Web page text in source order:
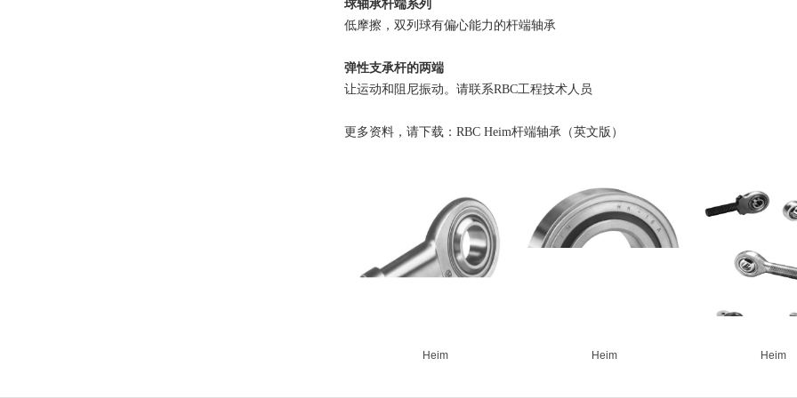
球轴承杆端系列
低摩擦，双列球有偏心能力的杆端轴承
弹性支承杆的两端
让运动和阻尼振动。请联系RBC工程技术人员
更多资料，请下载： RBC Heim杆端轴承（英文版）
Heim Heim Heim